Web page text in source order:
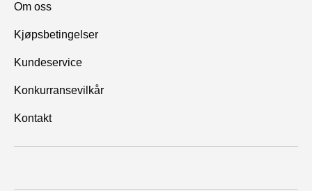
Om oss
Kjøpsbetingelser
Kundeservice
Konkurransevilkår
Kontakt